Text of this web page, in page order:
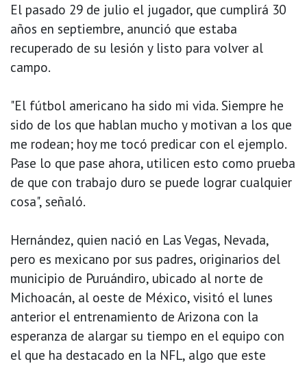
El pasado 29 de julio el jugador, que cumplirá 30
años en septiembre, anunció que estaba
recuperado de su lesión y listo para volver al
campo.
"El fútbol americano ha sido mi vida. Siempre he
sido de los que hablan mucho y motivan a los que
me rodean; hoy me tocó predicar con el ejemplo.
Pase lo que pase ahora, utilicen esto como prueba
de que con trabajo duro se puede lograr cualquier
cosa", señaló.
Hernández, quien nació en Las Vegas, Nevada,
pero es mexicano por sus padres, originarios del
municipio de Puruándiro, ubicado al norte de
Michoacán, al oeste de México, visitó el lunes
anterior el entrenamiento de Arizona con la
esperanza de alargar su tiempo en el equipo con
el que ha destacado en la NFL, algo que este